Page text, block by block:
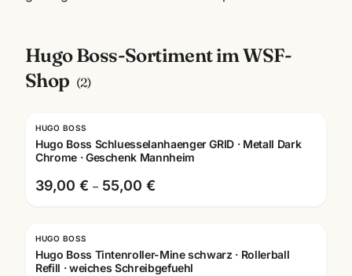
Hugo Boss-Sortiment im WSF-
Shop (2)
HUGO BOSS
Hugo Boss Schluesselanhaenger GRID · Metall Dark
Chrome · Geschenk Mannheim
39,00 € – 55,00 €
HUGO BOSS
Hugo Boss Tintenroller-Mine schwarz · Rollerball
Refill · weiches Schreibgefuehl